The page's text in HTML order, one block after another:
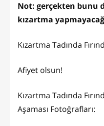
Not: gerçekten bunu
kızartma
Kızartma Tadında
Afiyet olsun!
Kızartma Tadında
Aşaması Fotoğrafları: